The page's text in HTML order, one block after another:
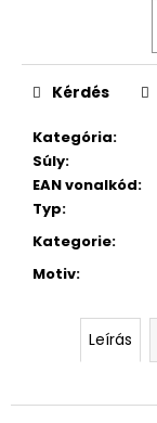
Kategória:
Súly:
EAN vonalkód:
Typ:
Kategorie:
Motiv:
Kérdés
Leírás